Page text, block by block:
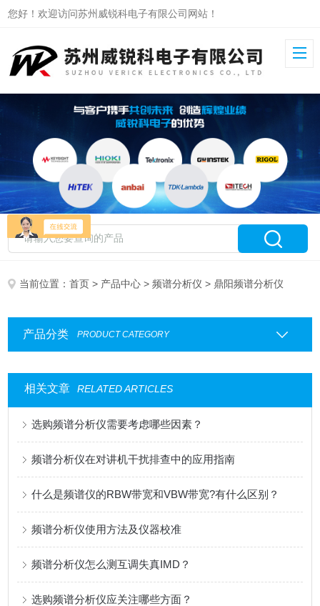
您好！欢迎访问苏州威锐科电子有限公司网站！
当前位置：首页 > 产品中心 >频谱分析仪 > 鼎阳频谱分析仪
产品分类 PRODUCT CATEGORY
相关文章 RELATED ARTICLES
选购频谱分析仪需要考虑哪些因素？
频谱分析仪在对讲机干扰排查中的应用指南
什么是频谱仪的RBW带宽和VBW带宽?有什么区别？
频谱分析仪使用方法及仪器校准
频谱分析仪怎么测互调失真IMD？
选购频谱分析仪应关注哪些方面？